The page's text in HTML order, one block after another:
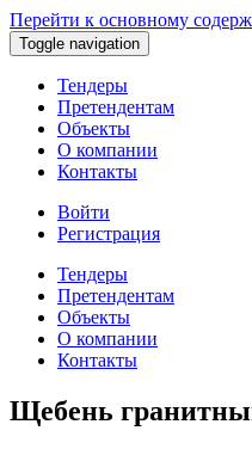
Перейти к основному
Toggle navigation
Тендеры
Претендентам
Объекты
О компании
Контакты
Войти
Регистрация
Тендеры
Претендентам
Объекты
О компании
Контакты
Щебень